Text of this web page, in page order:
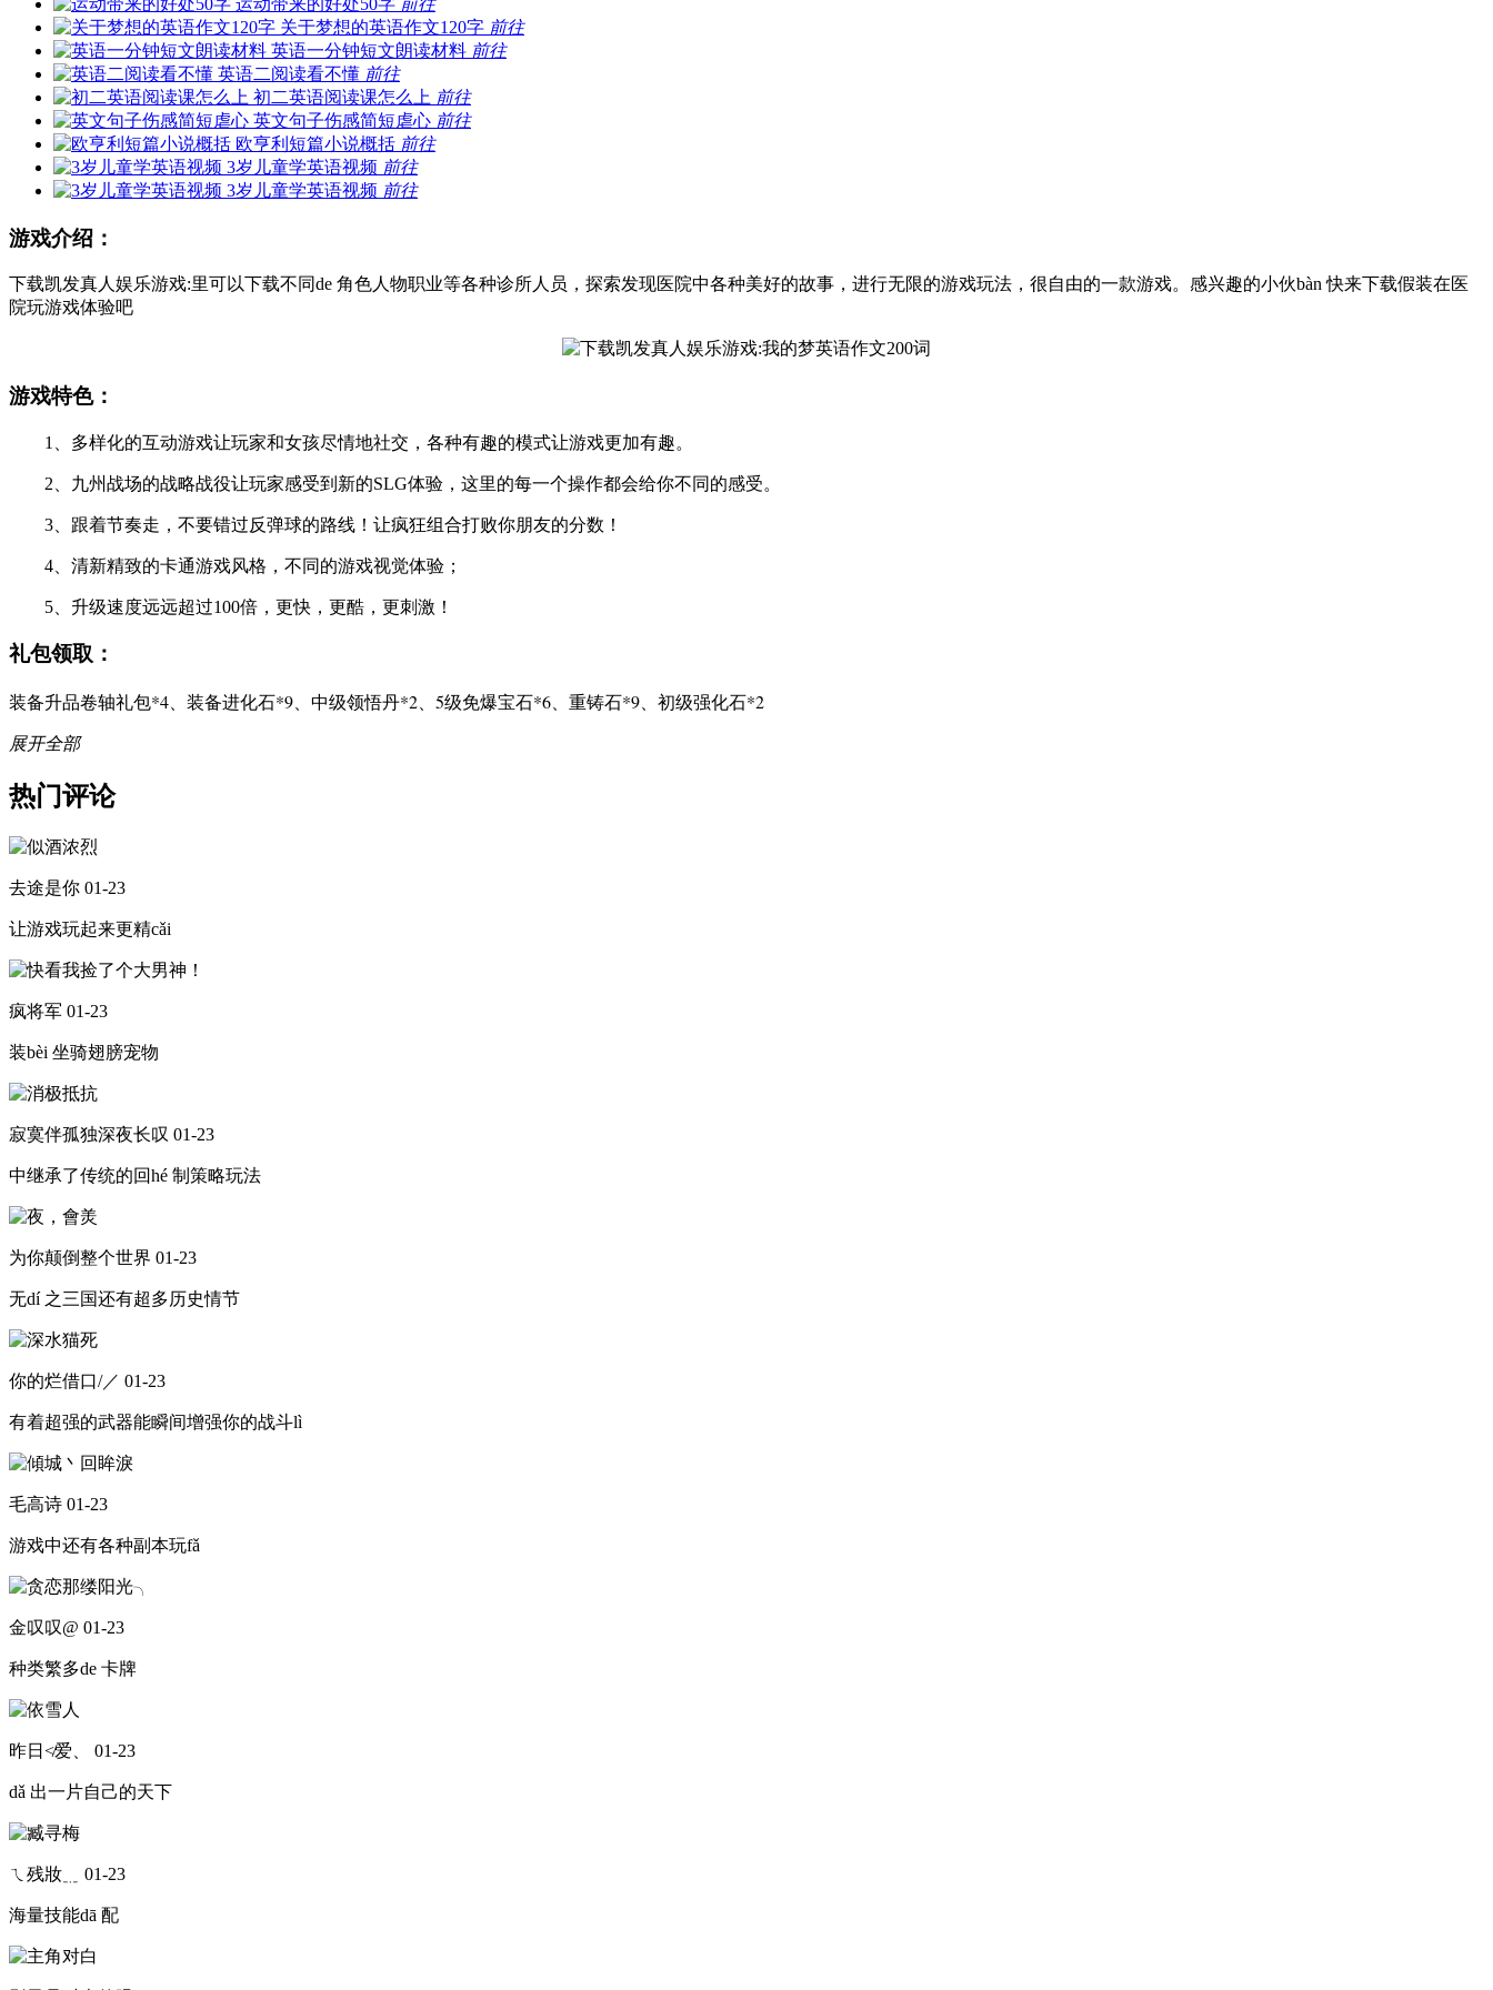
关于梦想的英语作文120字 前往
英语一分钟短文朗读材料 前往
英语二阅读看不懂 前往
初二英语阅读课怎么上 前往
英文句子伤感简短虐心 前往
欧亨利短篇小说概括 前往
3岁儿童学英语视频 前往
3岁儿童学英语视频 前往
游戏介绍：
下载凯发真人娱乐游戏:里可以下载不同de 角色人物职业等各种诊所人员，探索发现医院中各种美好的故事，进行无限的游戏玩法，很自由的一款游戏。感兴趣的小伙bàn 快来下载假装在医
院玩游戏体验吧
游戏特色：
1、多样化的互动游戏让玩家和女孩尽情地社交，各种有趣的模式让游戏更加有趣。
2、九州战场的战略战役让玩家感受到新的SLG体验，这里的每一个操作都会给你不同的感受。
3、跟着节奏走，不要错过反弹球的路线！让疯狂组合打败你朋友的分数！
4、清新精致的卡通游戏风格，不同的游戏视觉体验；
5、升级速度远远超过100倍，更快，更酷，更刺激！
礼包领取：
装备升品卷轴礼包*4、装备进化石*9、中级领悟丹*2、5级免爆宝石*6、重铸石*9、初级强化石*2
展开全部
热门评论
去途是你 01-23
让游戏玩起来更精cǎi
疯将军 01-23
装bèi 坐骑翅膀宠物
寂寞伴孤独深夜长叹 01-23
中继承了传统的回hé 制策略玩法
为你颠倒整个世界 01-23
无dí 之三国还有超多历史情节
你的烂借口/／ 01-23
有着超强的武器能瞬间增强你的战斗lì
毛高诗 01-23
游戏中还有各种副本玩fǎ
金叹叹@ 01-23
种类繁多de 卡牌
昨日≮爱、 01-23
dǎ 出一片自己的天下
ㄟ残妝﹎ 01-23
海量技能dā 配